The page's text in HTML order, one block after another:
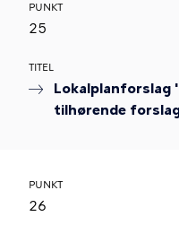
PUNKT
25
TITEL
Lokalplanforslag
tilhørende
PUNKT
26